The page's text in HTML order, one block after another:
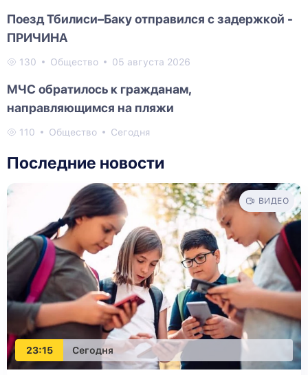
Поезд Тбилиси–Баку отправился с задержкой -
ПРИЧИНА
130 Общество 05 августа 2026
МЧС обратилось к гражданам,
направляющимся на пляжи
110 Общество Сегодня
Последние новости
23:15 Сегодня
ВИДЕО